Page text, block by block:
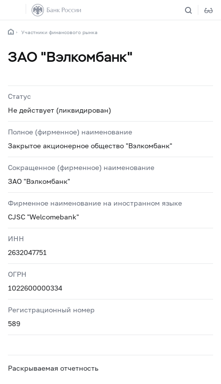
Участники финансового рынка
ЗАО "Вэлкомбанк"
Статус
Не действует (ликвидирован)
Полное (фирменное) наименование
Закрытое акционерное общество "Вэлкомбанк"
Сокращенное (фирменное) наименование
ЗАО "Вэлкомбанк"
Фирменное наименование на иностранном языке
CJSC "Welcomebank"
ИНН
2632047751
ОГРН
1022600000334
Регистрационный номер
589
Раскрываемая отчетность